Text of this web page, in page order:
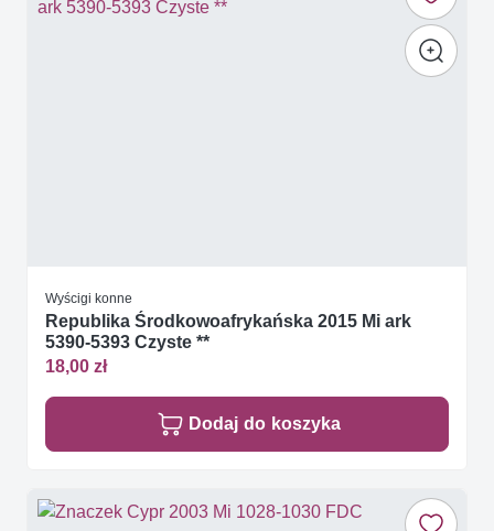
Wyścigi konne
Republika Środkowoafrykańska 2015 Mi ark
5390-5393 Czyste **
18,00 zł
Dodaj do koszyka